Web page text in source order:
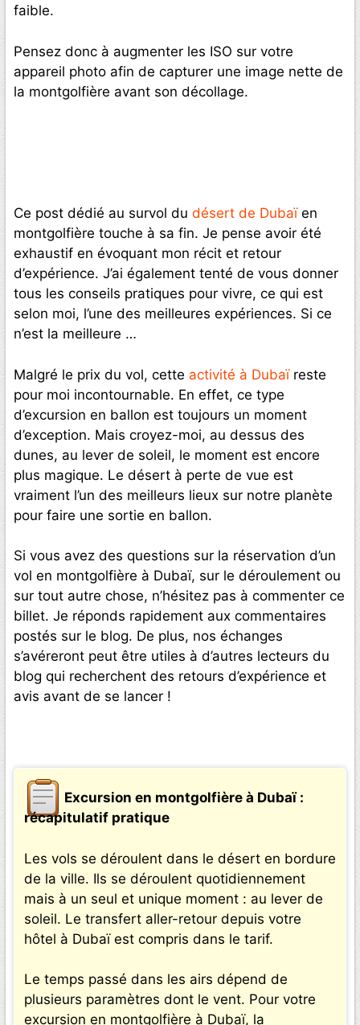
faible.
Pensez donc à augmenter les ISO sur votre
appareil photo afin de capturer une image nette de
la montgolfière avant son décollage.
Ce post dédié au survol du désert de Dubaïen
montgolfière touche à sa fin. Je pense avoir été
exhaustif en évoquant mon récit et retour
d’expérience. J’ai également tenté de vous donner
tous les conseils pratiques pour vivre, ce qui est
selon moi, l’une des meilleures expériences. Si ce
n’est la meilleure …
Malgré le prix du vol, cette activité à Dubaïreste
pour moi incontournable. En effet, ce type
d’excursion en ballon est toujours un moment
d’exception. Mais croyez-moi, au dessus des
dunes, au lever de soleil, le moment est encore
plus magique. Le désert à perte de vue est
vraiment l’un des meilleurs lieux sur notre planète
pour faire une sortie en ballon.
Si vous avez des questions sur la réservation d’un
vol en montgolfière à Dubaï, sur le déroulement ou
sur tout autre chose, n’hésitez pas à commenter ce
billet. Je réponds rapidement aux commentaires
postés sur le blog. De plus, nos échanges
s’avéreront peut être utiles à d’autres lecteurs du
blog qui recherchent des retours d’expérience et
avis avant de se lancer !
Excursion en montgolfière à Dubaï :
récapitulatif pratique
Les vols se déroulent dans le désert en bordure
de la ville. Ils se déroulent quotidiennement
mais à un seul et unique moment : au lever de
soleil. Le transfert aller-retour depuis votre
hôtel à Dubaï est compris dans le tarif.
Le temps passé dans les airs dépend de
plusieurs paramètres dont le vent. Pour votre
excursion en montgolfière à Dubaï, la